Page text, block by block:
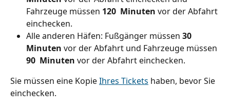
Fahrzeuge müssen 120 Minuten vor der Abfahrt
einchecken.
Alle anderen Häfen: Fußgänger müssen 30
Minuten vor der Abfahrt und Fahrzeuge müssen
90 Minuten vor der Abfahrt einchecken.
Sie müssen eine Kopie Ihres Tickets haben, bevor Sie
einchecken.